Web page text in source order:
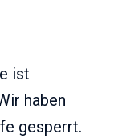
ist
haben
gesperrt.